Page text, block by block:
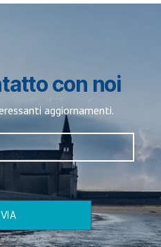
con noi
aggiornamenti.